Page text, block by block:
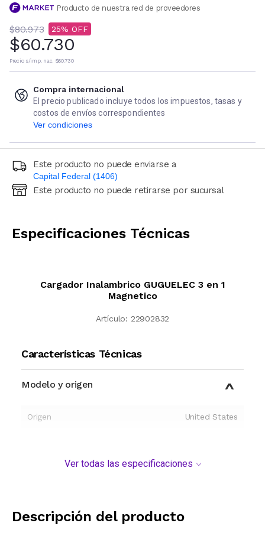
Producto de nuestra red de proveedores
$80.973 25
$60.730
Precio s/imp. nac. $60.730
Compra internacional
El precio publicado incluye todos los impuestos, tasas y
costos de envíos correspondientes
Ver condiciones
Este producto no puede enviarse a
Capital Federal (1406)
Ingresá código postal (sólo números)
Este producto no puede retirarse por sucursal
Especificaciones Técnicas
Cargador Inalambrico GUGUELEC 3 en 1
Magnetico
Artículo: 22902832
Características Técnicas
Modelo y origen
Origen United States
Ver todas las especificaciones
Descripción del producto